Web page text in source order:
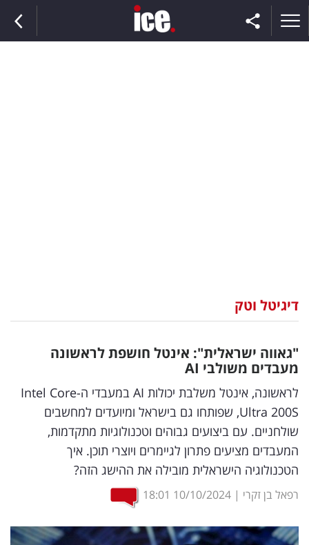
וצרכנות
דיגיטל
וטק
שיווק
ופרסום
משפט
מדדים
ומחקרים
דיגיטל וטק
"גאווה ישראלית": אינטל חושפת לראשונה
מעבדים משולבי AI
לראשונה, אינטל משלבת יכולות AI במעבדי ה-Intel Core
Ultra 200S, שפותחו גם בישראל ומיועדים למחשבים
שולחניים. עם ביצועים גבוהים וטכנולוגיות מתקדמות,
המעבדים מציעים פתרון לגיימרים ויוצרי תוכן. איך
הטכנולוגיה הישראלית מובילה את ההישג הזה?
רפאל בן זקרי |
10/10/2024
18:01